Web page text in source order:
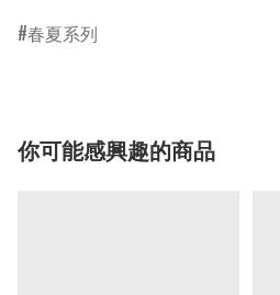
春夏系列
你可能感興趣的商品